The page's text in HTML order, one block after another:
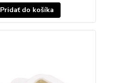
Pridať do košíka